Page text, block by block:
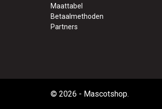
Mascot Safe Supreme
Mascot Advanced
Amerikaanse Overalls
Maattabel
Betaalmethoden
Partners
© 2026 - Mascotshop.